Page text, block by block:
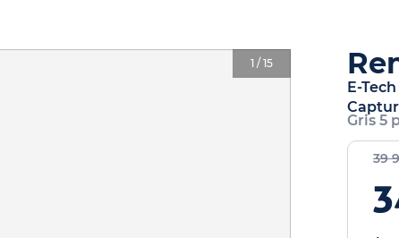
1 / 15
E-
Gris 5
39